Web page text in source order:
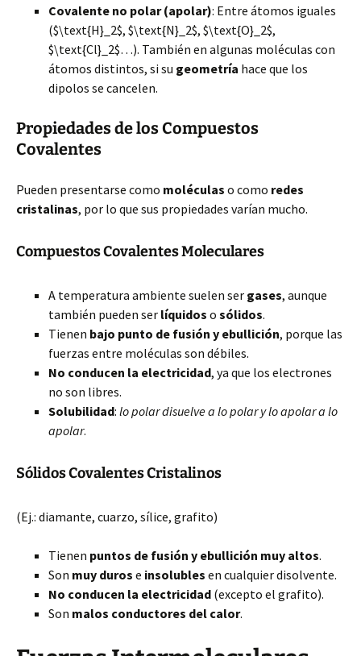
Covalente no polar (apolar): Entre átomos iguales
($\text{H}_2$, $\text{N}_2$, $\text{O}_2$,
$\text{Cl}_2$…). También en algunas moléculas con
átomos distintos, si su geometría hace que los
dipolos se cancelen.
Propiedades de los Compuestos
Covalentes
Pueden presentarse como moléculas o como redes
cristalinas, por lo que sus propiedades varían mucho.
Compuestos Covalentes Moleculares
A temperatura ambiente suelen ser gases, aunque
también pueden ser líquidos o sólidos.
Tienen bajo punto de fusión y ebullición, porque las
fuerzas entre moléculas son débiles.
No conducen la electricidad, ya que los electrones
no son libres.
Solubilidad: lo polar disuelve a lo polar y lo apolar a lo
apolar.
Sólidos Covalentes Cristalinos
(Ej.: diamante, cuarzo, sílice, grafito)
Tienen puntos de fusión y ebullición muy altos.
Son muy duros e insolubles en cualquier disolvente.
No conducen la electricidad (excepto el grafito).
Son malos conductores del calor.